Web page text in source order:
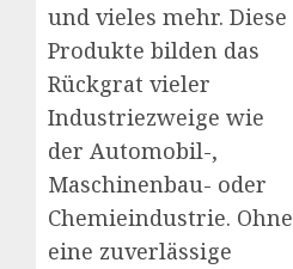
und vieles mehr. Diese
Produkte bilden das
Rückgrat vieler
Industriezweige wie
der Automobil-,
Maschinenbau- oder
Chemieindustrie. Ohne
eine zuverlässige